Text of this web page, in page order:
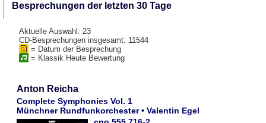
Besprechungen der letzten 30 Tage
Aktuelle Auswahl: 23
CD-Besprechungen insgesamt: 11544
= Datum der Besprechung
= Klassik Heute Bewertung
Anton Reicha
Complete Symphonies Vol. 1
Münchner Rundfunkorchester • Valentin Egel